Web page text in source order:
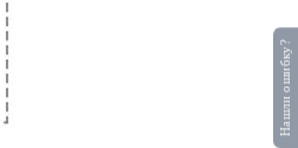
Нашли ошибку?